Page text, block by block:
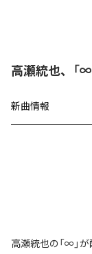
高瀬統也、「
新曲情報
高瀬統也の「∞」